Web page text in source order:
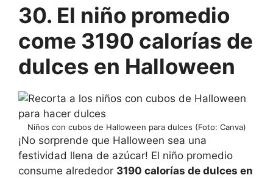
30. El niño promedio
come 3190 calorías de
dulces en Halloween
Niños con cubos de Halloween para dulces (Foto: Canva)
¡No sorprende que Halloween sea una
festividad llena de azúcar! El niño promedio
consume alrededor 3190 calorías de dulces en